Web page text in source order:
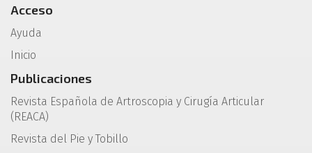
Acceso
Ayuda
Inicio
Publicaciones
Revista Española de Artroscopia y Cirugía Articular
(REACA)
Revista del Pie y Tobillo